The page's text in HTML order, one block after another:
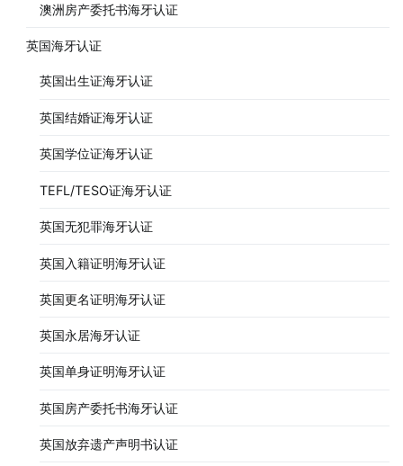
澳洲房产委托书海牙认证
英国海牙认证
英国出生证海牙认证
英国结婚证海牙认证
英国学位证海牙认证
TEFL/TESO证海牙认证
英国无犯罪海牙认证
英国入籍证明海牙认证
英国更名证明海牙认证
英国永居海牙认证
英国单身证明海牙认证
英国房产委托书海牙认证
英国放弃遗产声明书认证